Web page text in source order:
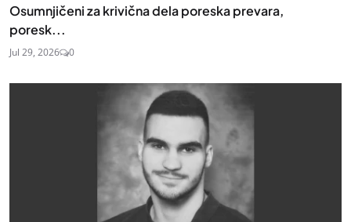
Osumnjičeni za krivična dela poreska prevara,
poresk...
Jul 29, 2026 0